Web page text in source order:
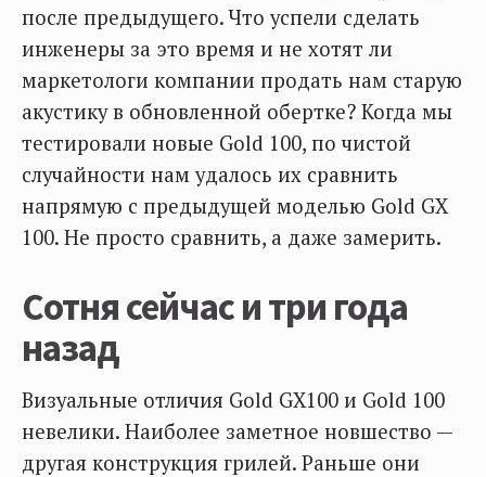
после предыдущего. Что успели сделать
инженеры за это время и не хотят ли
маркетологи компании продать нам старую
акустику в обновленной обертке? Когда мы
тестировали новые Gold 100, по чистой
случайности нам удалось их сравнить
напрямую с предыдущей моделью Gold GX
100. Не просто сравнить, а даже замерить.
Сотня сейчас и три года
назад
Визуальные отличия Gold GX100 и Gold 100
невелики. Наиболее заметное новшество —
другая конструкция грилей. Раньше они